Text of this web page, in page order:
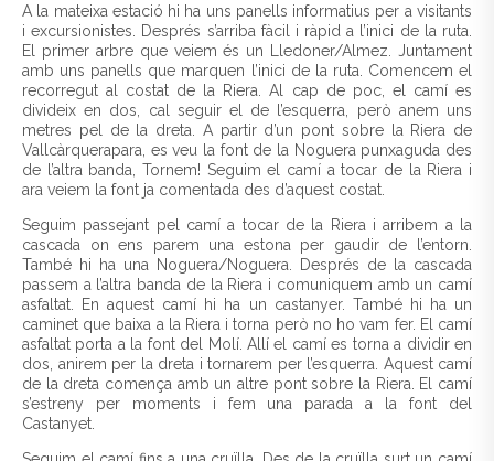
A la mateixa estació hi ha uns panells informatius per a visitants
i excursionistes. Després s’arriba fàcil i ràpid a l’inici de la ruta.
El primer arbre que veiem és un Lledoner/Almez. Juntament
amb uns panells que marquen l’inici de la ruta. Comencem el
recorregut al costat de la Riera. Al cap de poc, el camí es
divideix en dos, cal seguir el de l’esquerra, però anem uns
metres pel de la dreta. A partir d’un pont sobre la Riera de
Vallcàrquerapara, es veu la font de la Noguera punxaguda des
de l’altra banda, Tornem! Seguim el camí a tocar de la Riera i
ara veiem la font ja comentada des d’aquest costat.
Seguim passejant pel camí a tocar de la Riera i arribem a la
cascada on ens parem una estona per gaudir de l’entorn.
També hi ha una Noguera/Noguera. Després de la cascada
passem a l’altra banda de la Riera i comuniquem amb un camí
asfaltat. En aquest camí hi ha un castanyer. També hi ha un
caminet que baixa a la Riera i torna però no ho vam fer. El camí
asfaltat porta a la font del Molí. Allí el camí es torna a dividir en
dos, anirem per la dreta i tornarem per l’esquerra. Aquest camí
de la dreta comença amb un altre pont sobre la Riera. El camí
s’estreny per moments i fem una parada a la font del
Castanyet.